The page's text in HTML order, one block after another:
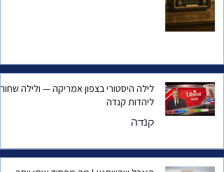
לילה היסטורי בצפון אמריקה — ולילה שחור
ליהדות קנדה
קנדה